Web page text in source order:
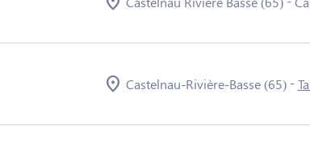
Castelnau-Rivière-Basse (65)-